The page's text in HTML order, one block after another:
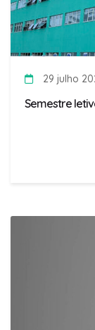
29 julho
Semestre